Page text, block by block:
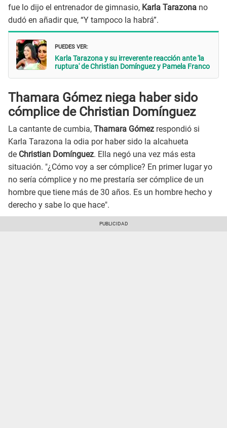
fue lo dijo el entrenador de gimnasio, Karla Tarazona no
dudó en añadir que, “Y tampoco la habrá”.
PUEDES VER:
Karla Tarazona y su irreverente reacción ante 'la
ruptura' de Christian Domínguez y Pamela Franco
Thamara Gómez niega haber sido
cómplice de Christian Domínguez
La cantante de cumbia, Thamara Gómez respondió si
Karla Tarazona la odia por haber sido la alcahueta
de Christian Domínguez. Ella negó una vez más esta
situación. "¿Cómo voy a ser cómplice? En primer lugar yo
no sería cómplice y no me prestaría ser cómplice de un
hombre que tiene más de 30 años. Es un hombre hecho y
derecho y sabe lo que hace".